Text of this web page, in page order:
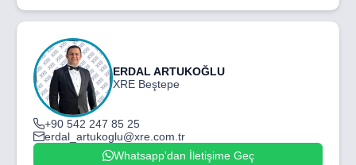
ERDAL ARTUKOĞLU
XRE Beştepe
+90 542 247 85 25
erdal_artukoglu@xre.com.tr
Whatsapp'dan İletişime Geç